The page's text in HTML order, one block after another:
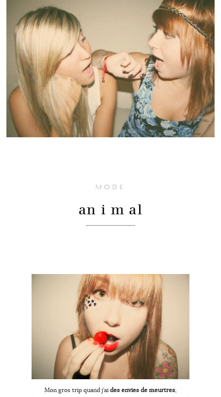
MODE
an i m al
Mon gros trip quand j’ai des envies de meurtres,